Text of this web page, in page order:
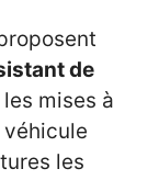
de
mises à
les